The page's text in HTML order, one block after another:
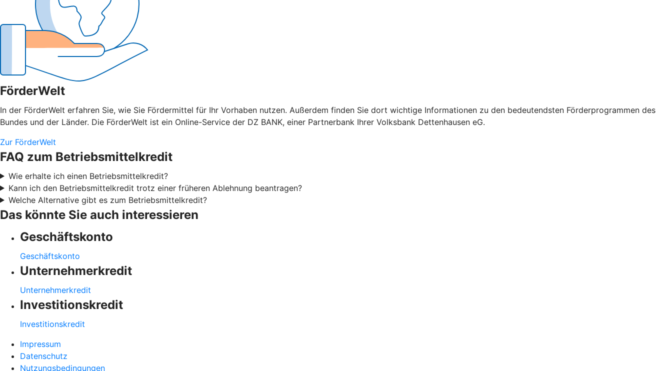
FörderWelt
In der FörderWelt erfahren Sie, wie Sie Fördermittel für Ihr Vorhaben nutzen. Außerdem finden Sie dort wichtige Informationen zu den bedeutendsten Förderprogrammen des
Bundes und der Länder. Die FörderWelt ist ein Online-Service der DZ BANK, einer Partnerbank Ihrer Volksbank Dettenhausen eG.
Zur FörderWelt
FAQ zum Betriebsmittelkredit
Wie erhalte ich einen Betriebsmittelkredit?
Kann ich den Betriebsmittelkredit trotz einer früheren Ablehnung beantragen?
Welche Alternative gibt es zum Betriebsmittelkredit?
Das könnte Sie auch interessieren
Geschäftskonto
Geschäftskonto
Unternehmerkredit
Unternehmerkredit
Investitionskredit
Investitionskredit
Impressum
Datenschutz
Nutzungsbedingungen